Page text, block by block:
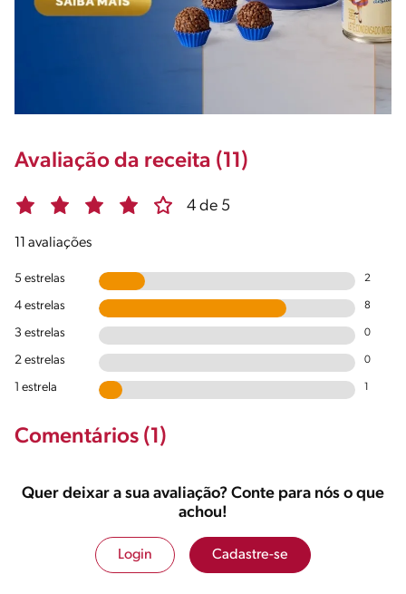
Avaliação da receita (11)
4 de 5
11 avaliações
5 estrelas 2
4 estrelas 8
3 estrelas 0
2 estrelas 0
1 estrela
Comentários (1)
Quer deixar a sua avaliação? Conte para nós o que
achou!
Login Cadastre-se